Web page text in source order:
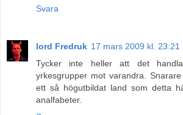
Svara
lord Fredruk 17 mars 2009 kl. 23:21
Tycker inte heller att det
yrkesgrupper mot varandra.
ett så högutbildat land som detta
analfabeter.